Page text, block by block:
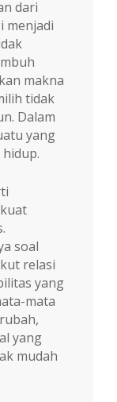
dari
menjadi
makna
tidak
Dalam
yang
soal
relasi
yang
mata
yang
mudah